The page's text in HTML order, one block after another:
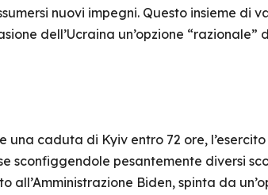
nuovi impegni. Questo insieme di
dell’Ucraina un’opzione “razionale”
caduta di Kyiv entro 72 ore,
sconfiggendole pesantemente diversi
Biden, spinta da